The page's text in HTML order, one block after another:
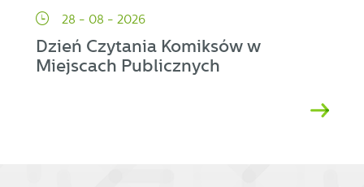
28 - 08 - 2026
Dzień Czytania Komiksów w
Miejscach Publicznych